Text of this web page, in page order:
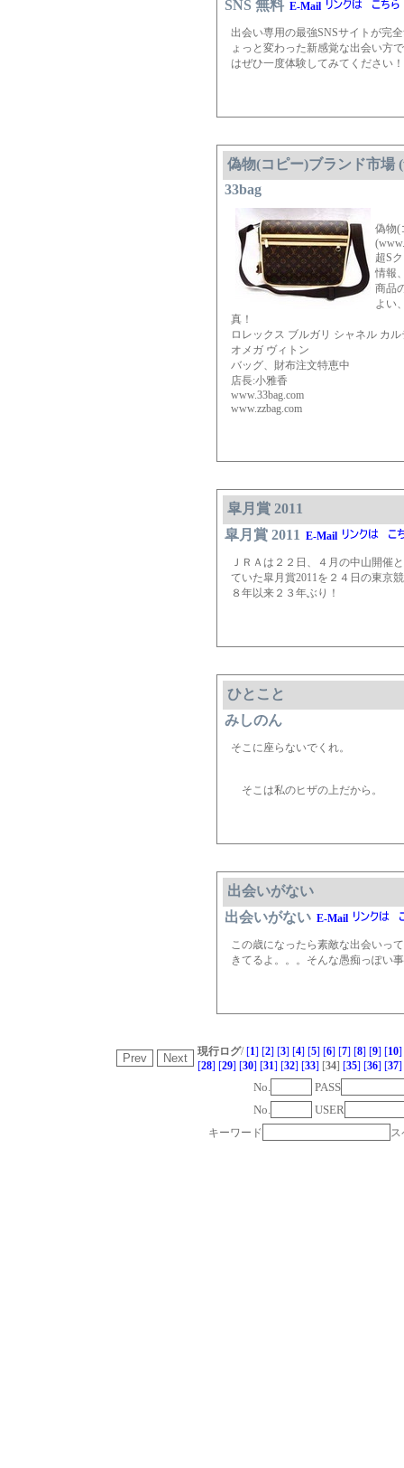
SNS 無料 E-Mail
出会い専用の最強SNSサイトが完
ょっと変わった新感覚な出会い方
はぜひ一度体験してみてください！
偽物(コピー)ブランド市場
33bag
偽物(
超S
情報
商品
よい
真！
ロレックス ブルガリ シャネル カ
オメガ ヴィトン
バッグ、財布注文特恵中
店長:小雅香
www.33bag.com
www.zzbag.com
皐月賞 2011
皐月賞 2011 E-Mail
ＪＲＡは２２日、４月の中山開催
ていた皐月賞2011を２４日の東京
８年以来２３年ぶり！
ひとこと
みしのん
そこに座らないでくれ
そこは私のヒザの上だから。
出会いがない
出会いがない E-Mail
この歳になったら素敵な出会いっ
きてるよ。。。そんな愚痴っぽい
現行ログ/ [1] [2] [3] [4] [5] [6] [7] [8] [9] [10]
[28] [29] [30] [31] [32] [33] [34] [35] [36] [37]
No.
PASS
No.
USER
キーワード